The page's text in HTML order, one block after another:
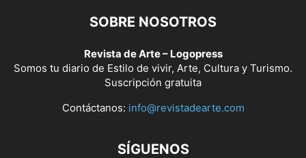
SOBRE NOSOTROS
Revista de Arte – Logopress
Somos tu diario de Estilo de vivir, Arte, Cultura y Turismo.
Suscripción gratuita
Contáctanos: info@revistadearte.com
SÍGUENOS